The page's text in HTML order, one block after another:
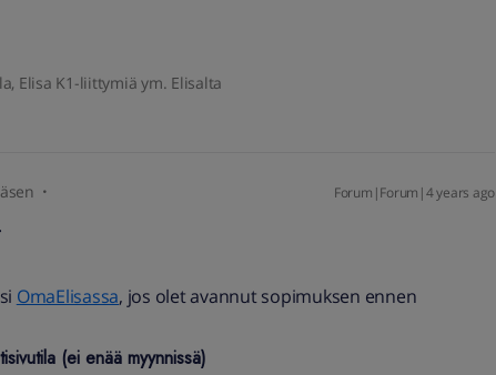
Elisa K1-liittymiä ym. Elisalta
Forum|Forum|4 years ago
OmaElisassa, jos olet avannut sopimuksen ennen
(ei enää myynnissä)